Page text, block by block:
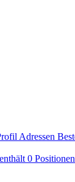
Adressen
0